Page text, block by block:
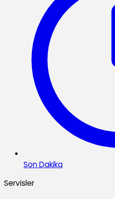
Son Dakika
Servisler